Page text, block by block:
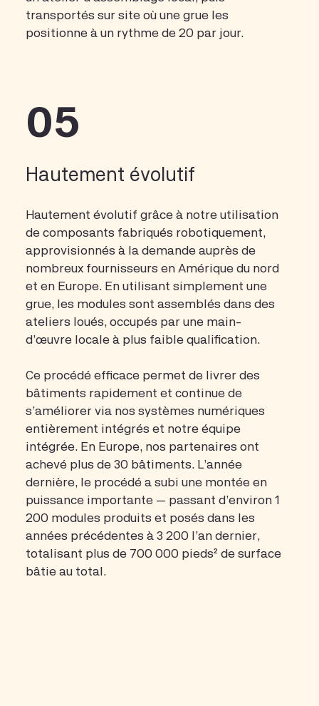
transportés sur site où une grue les
positionne à un rythme de 20 par jour.
05
Hautement évolutif
Hautement évolutif grâce à notre utilisation
de composants fabriqués robotiquement,
approvisionnés à la demande auprès de
nombreux fournisseurs en Amérique du nord
et en Europe. En utilisant simplement une
grue, les modules sont assemblés dans des
ateliers loués, occupés par une main-
d’œuvre locale à plus faible qualification.
Ce procédé efficace permet de livrer des
bâtiments rapidement et continue de
s’améliorer via nos systèmes numériques
entièrement intégrés et notre équipe
intégrée. En Europe, nos partenaires ont
achevé plus de 30 bâtiments. L’année
dernière, le procédé a subi une montée en
puissance importante — passant d’environ 1
200 modules produits et posés dans les
années précédentes à 3 200 l’an dernier,
totalisant plus de 700 000 pieds² de surface
bâtie au total.